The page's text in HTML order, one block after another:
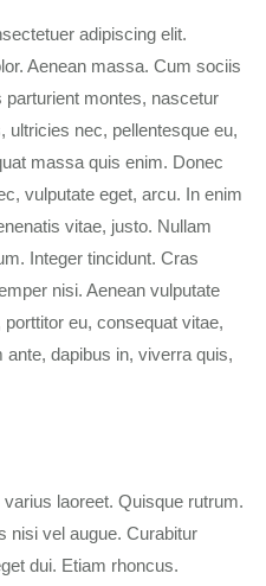
adipiscing elit.
Aenean massa. Cum sociis
parturient montes, nascetur
ultricies nec, pellentesque eu,
massa quis enim. Donec
vulputate eget, arcu. In enim
vitae, justo. Nullam
Integer tincidunt. Cras
nisi. Aenean vulputate
eu, consequat vitae,
dapibus in, viverra quis,
laoreet. Quisque rutrum.
nisi vel augue. Curabitur
dui. Etiam rhoncus.